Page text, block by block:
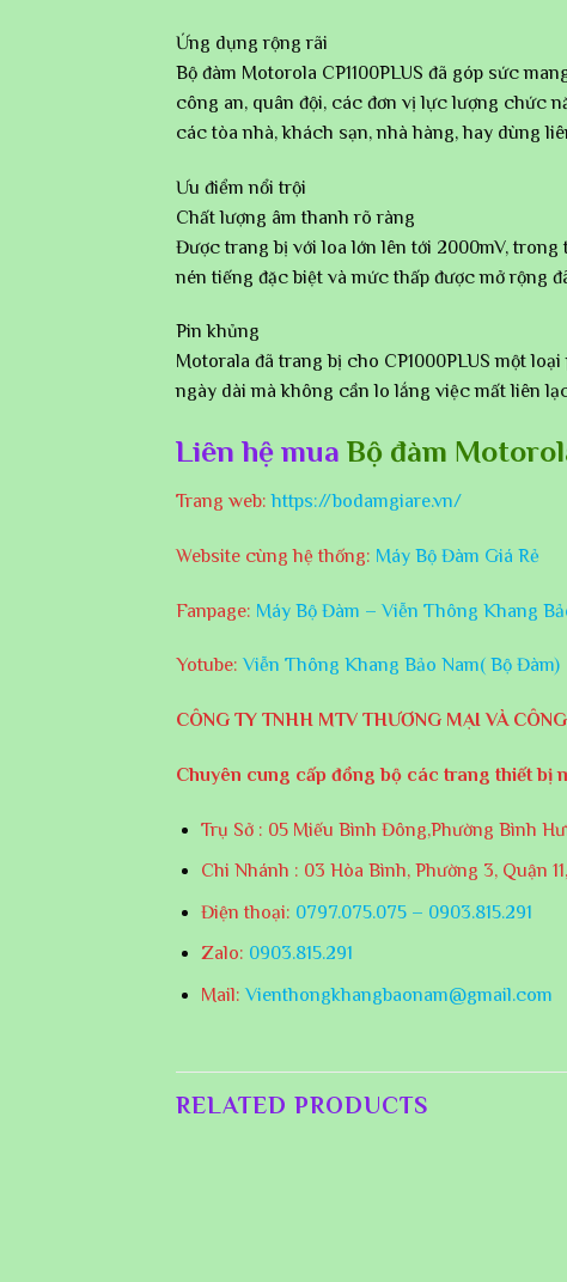
Ứng dụng rộng rãi
Bộ đàm Motorola CP1100PLUS đã góp sức
công an, quân đội, các đơn vị lực lượng chức
các tòa nhà, khách sạn, nhà hàng, hay dùng
Ưu điểm nổi trội
Chất lượng âm thanh rõ ràng
Được trang bị với loa lớn lên tới 2000mV,
nén tiếng đặc biệt và mức thấp được mở rộng
Pin khủng
Motorala đã trang bị cho CP1000PLUS một
ngày dài mà không cần lo lắng việc mất liên
Liên hệ mua Bộ đàm
Trang web:https://bodamgiare.vn/
Website cùng hệ thống: Máy Bộ Đàm Giá Rẻ
Fanpage: Máy Bộ Đàm – Viễn Thông Khang
Yotube: Viễn Thông Khang Bảo Nam( Bộ Đàm)
CÔNG TY TNHH MTV THƯƠNG MẠI VÀ
Chuyên cung cấp đồng bộ các trang thiết bị
Trụ Sở : 05 Miếu Bình Đông,Phường Bình
Chi Nhánh : 03 Hòa Bình, Phường 3, Quận
Điện thoại: 0797.075.075 – 0903.815.291
Zalo: 0903.815.291
Mail: Vienthongkhangbaonam@gmail.com
RELATED PRODUCTS